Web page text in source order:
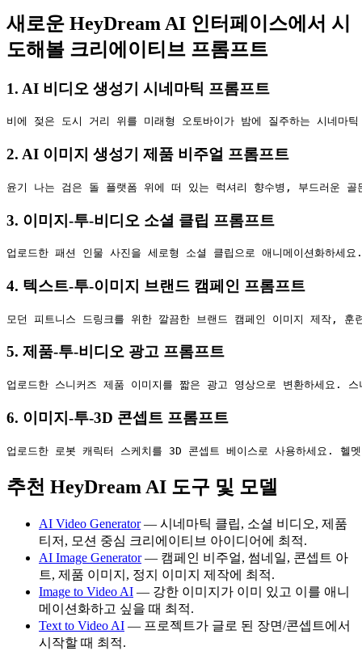
새로운 HeyDream AI 인터페이스에서 시
도해볼 크리에이티브 프롬프트
1. AI 비디오 생성기 시네마틱 프롬프트
2. AI 이미지 생성기 제품 비주얼 프롬프트
3. 이미지-투-비디오 소셜 클립 프롬프트
4. 텍스트-투-이미지 브랜드 캠페인 프롬프트
5. 제품-투-비디오 광고 프롬프트
6. 이미지-투-3D 콘셉트 프롬프트
추천 HeyDream AI 도구 및 모델
AI Video Generator— 시네마틱 클립, 소셜 비디오, 제품
티저, 모션 중심 크리에이티브 아이디어에 최적.
AI Image Generator— 캠페인 비주얼, 썸네일, 콘셉트 아
트, 제품 이미지, 정지 이미지 제작에 최적.
Image to Video AI — 강한 이미지가 이미 있고 이를 애니
메이션화하고 싶을 때 최적.
Text to Video AI — 프로젝트가 글로 된 장면/콘셉트에서
시작할 때 최적.